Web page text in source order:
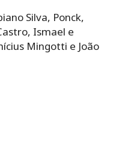
Silva, Ponck,
Ismael e
Mingotti e João